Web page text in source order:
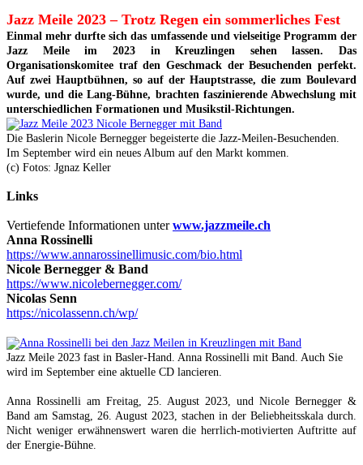
Jazz Meile 2023 – Trotz Regen ein sommerliches Fest
Einmal mehr durfte sich das umfassende und vielseitige Programm der
Jazz Meile im 2023 in Kreuzlingen sehen lassen. Das
Organisationskomitee traf den Geschmack der Besuchenden perfekt.
Auf zwei Hauptbühnen, so auf der Hauptstrasse, die zum Boulevard
wurde, und die Lang-Bühne, brachten faszinierende Abwechslung mit
unterschiedlichen Formationen und Musikstil-Richtungen.
Die Baslerin Nicole Bernegger begeisterte die Jazz-Meilen-Besuchenden.
Im September wird ein neues Album auf den Markt kommen.
(c) Fotos: Jgnaz Keller
Links
Vertiefende Informationen unterwww.jazzmeile.ch
Anna Rossinelli
https://www.annarossinellimusic.com/bio.html
Nicole Bernegger & Band
https://www.nicolebernegger.com/
Nicolas Senn
https://nicolassenn.ch/wp/
Jazz Meile 2023 fast in Basler-Hand. Anna Rossinelli mit Band. Auch Sie
wird im September eine aktuelle CD lancieren.
Anna Rossinelli am Freitag, 25. August 2023, und Nicole Bernegger &
Band am Samstag, 26. August 2023, stachen in der Beliebheitsskala durch.
Nicht weniger erwähnenswert waren die herrlich-motivierten Auftritte auf
der Energie-Bühne.